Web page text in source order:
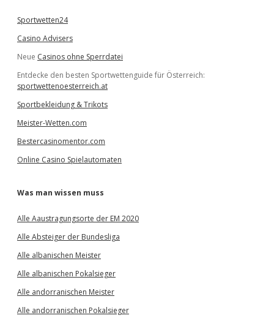
Sportwetten24
Casino Advisers
Neue Casinos ohne Sperrdatei
Entdecke den besten Sportwettenguide für Österreich:
sportwettenoesterreich.at
Sportbekleidung & Trikots
Meister-Wetten.com
Bestercasinomentor.com
Online Casino Spielautomaten
Was man wissen muss
Alle Aaustragungsorte der EM 2020
Alle Absteiger der Bundesliga
Alle albanischen Meister
Alle albanischen Pokalsieger
Alle andorranischen Meister
Alle andorranischen Pokalsieger